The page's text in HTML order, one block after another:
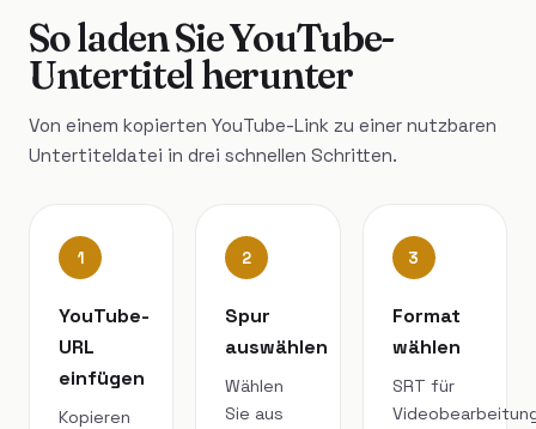
So laden Sie YouTube-
Untertitel herunter
Von einem kopierten YouTube-Link zu einer nutzbaren
Untertiteldatei in drei schnellen Schritten.
1
YouTube-
URL
einfügen
Kopieren
2
Spur
auswählen
Wählen
Sie aus
3
Format
wählen
SRT für